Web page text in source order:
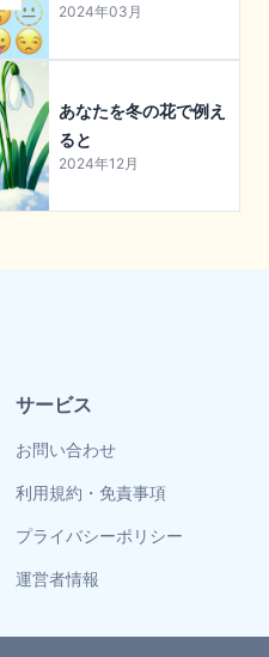
2024年03月
あなたを冬の花で例え
ると
2024年12月
サービス
お問い合わせ
利用規約・免責事項
プライバシーポリシー
運営者情報